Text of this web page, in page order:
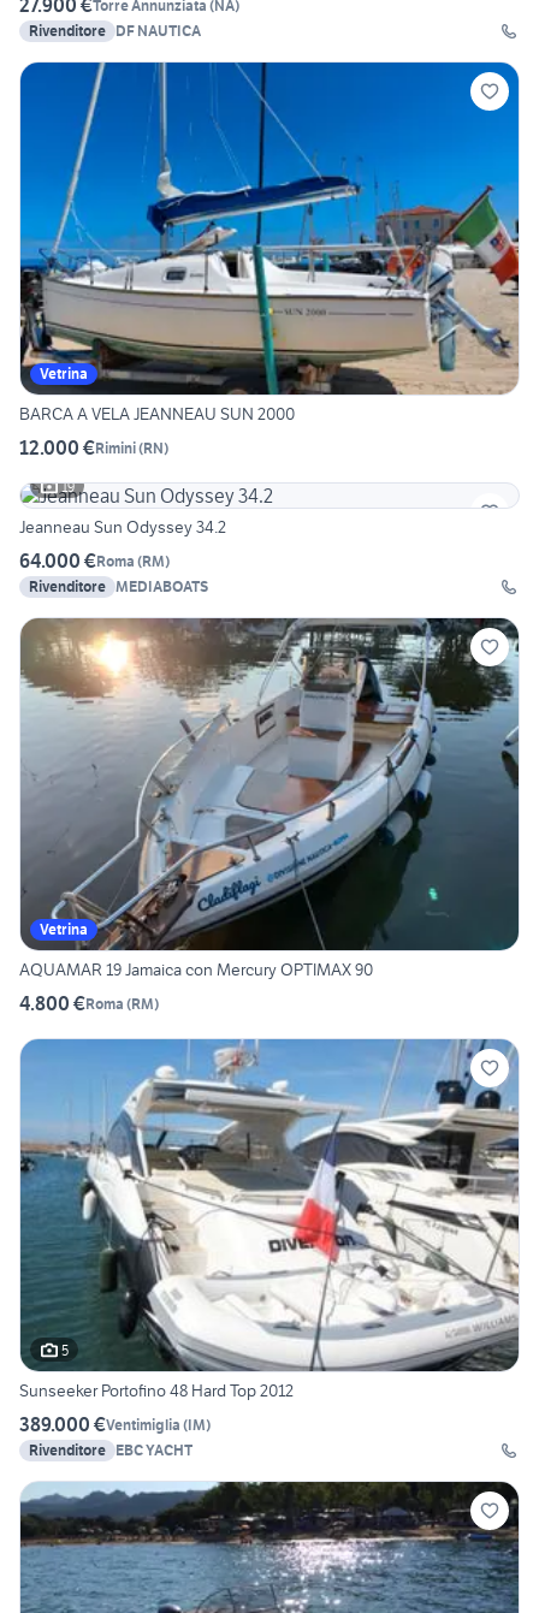
27.900 €Torre Annunziata (NA)
Rivenditore DF NAUTICA
Vetrina
BARCA A VELA JEANNEAU SUN 2000
12.000 €Rimini(RN)
19
Jeanneau Sun Odyssey 34.2
64.000 €Roma (RM)
Rivenditore MEDIABOATS
Vetrina
AQUAMAR 19 Jamaica con Mercury OPTIMAX 90
4.800 €Roma (RM)
5
Sunseeker Portofino 48 Hard Top 2012
389.000 €Ventimiglia (IM)
Rivenditore EBC YACHT